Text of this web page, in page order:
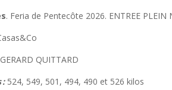
. Feria de Pentecôte 2026. ENTREE PLEIN
QUITTARD
: 524, 549, 501, 494, 490 et 526 kilos